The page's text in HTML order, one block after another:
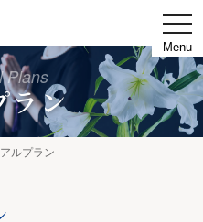
Plans
ラン
ルプラン